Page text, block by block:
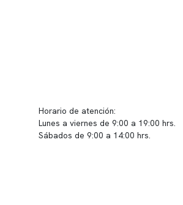
Horario de atención:
Lunes a viernes de 9:00 a 19:00 hrs.
Sábados de 9:00 a 14:00 hrs.